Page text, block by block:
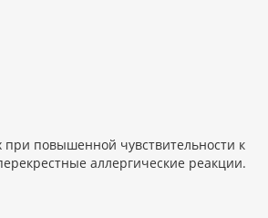
при повышенной чувствительности к
аллергические реакции.